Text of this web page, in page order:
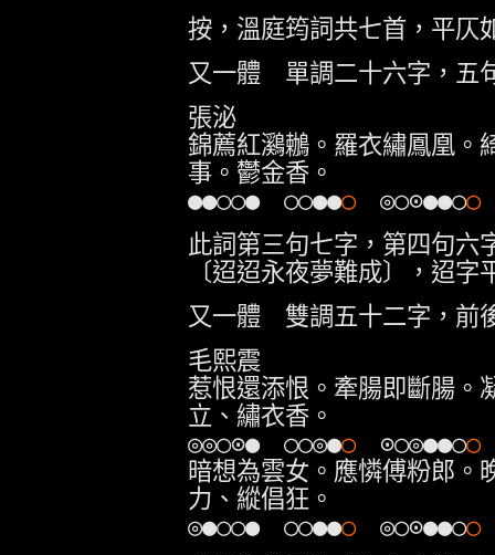
按，溫庭筠詞共七首，平仄
又一體 單調二十六字，五
張泌
錦薦紅鸂鶒。羅衣繡鳳凰。
事。鬱金香。
●●○○● ○○●●○◎○⊙●●○
此詞第三句七字，第四句六
〔迢迢永夜夢難成〕，迢字
又一體 雙調五十二字，前
毛熙震
惹恨還添恨。牽腸即斷腸。
立、繡衣香。
◎◎○⊙● ○○◎●○⊙○◎●●○○
暗想為雲女。應憐傅粉郎。
力、縱倡狂。
◎●○○● ○○●●○◎○⊙●●○○